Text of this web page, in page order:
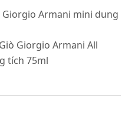
Giorgio Armani mini dung
Giorgio Armani All
tích 75ml